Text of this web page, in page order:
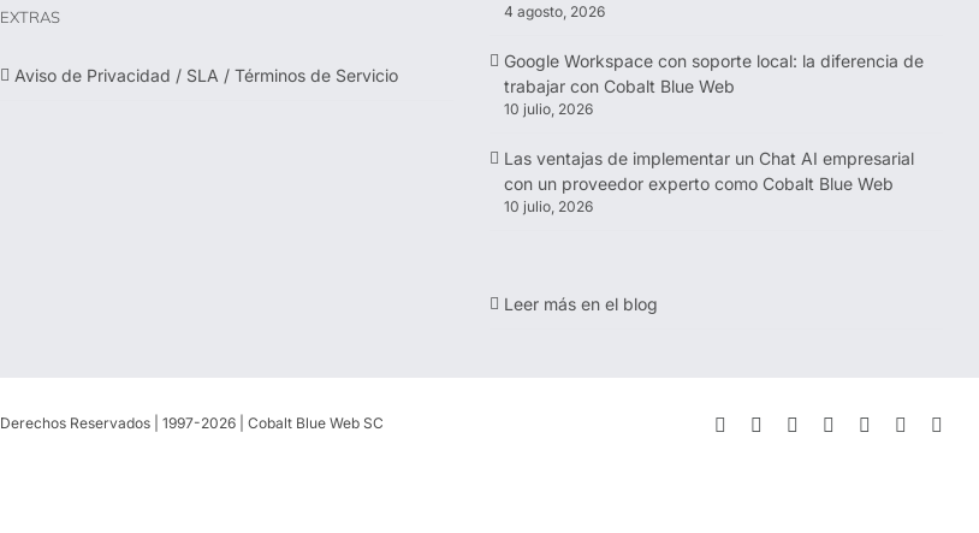
EXTRAS
Aviso de Privacidad / SLA / Términos de Servicio
4 agosto, 2026
Google Workspace con soporte local: la diferencia de
trabajar con Cobalt Blue Web
10 julio, 2026
Las ventajas de implementar un Chat AI empresarial
con un proveedor experto como Cobalt Blue Web
10 julio, 2026
Leer más en el blog
Derechos Reservados | 1997-2026 | Cobalt Blue Web SC